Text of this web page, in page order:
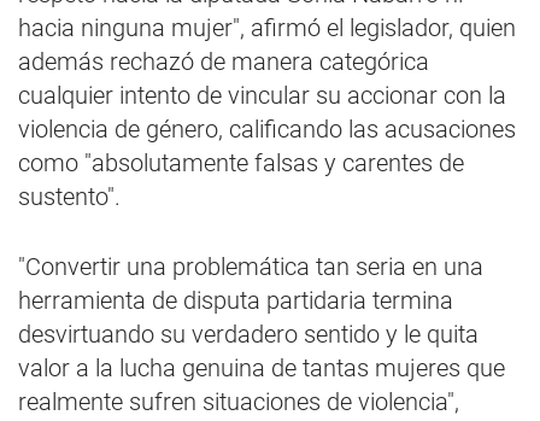
hacia ninguna mujer", afirmó el legislador, quien
además rechazó de manera categórica
cualquier intento de vincular su accionar con la
violencia de género, calificando las acusaciones
como "absolutamente falsas y carentes de
sustento".
"Convertir una problemática tan seria en una
herramienta de disputa partidaria termina
desvirtuando su verdadero sentido y le quita
valor a la lucha genuina de tantas mujeres que
realmente sufren situaciones de violencia",